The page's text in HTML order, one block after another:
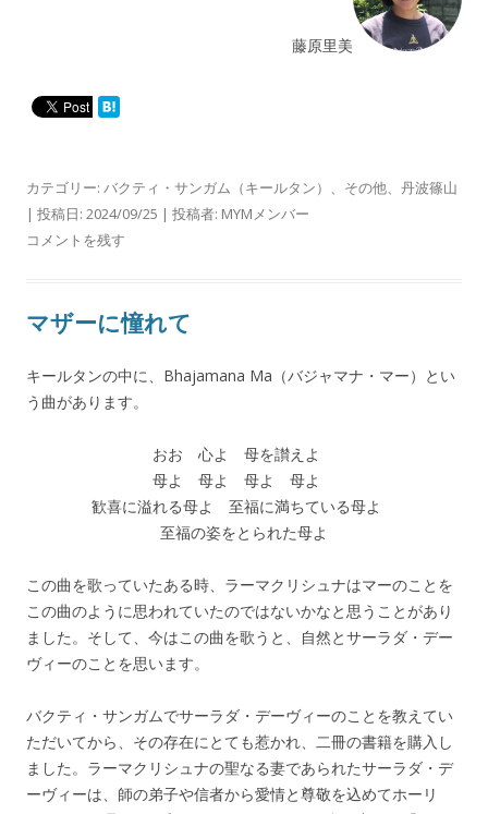
藤原里美
カテゴリー: バクティ・サンガム（キールタン） 、 その他、 丹波篠山
| 投稿日: 2024/09/25 | 投稿者: MYMメンバー
コメントを残す
マザーに憧れて
キールタンの中に、Bhajamana Ma（バジャマナ・マー）とい
う曲があります。
おお 心よ 母を讃えよ
母よ 母よ 母よ 母よ
歓喜に溢れる母よ 至福に満ちている母よ
至福の姿をとられた母よ
この曲を歌っていたある時、ラーマクリシュナはマーのことを
この曲のように思われていたのではないかなと思うことがあり
ました。そして、今はこの曲を歌うと、自然とサーラダ・デー
ヴィーのことを思います。
バクティ・サンガムでサーラダ・デーヴィーのことを教えてい
ただいてから、その存在にとても惹かれ、二冊の書籍を購入し
ました。ラーマクリシュナの聖なる妻であられたサーラダ・デ
ーヴィーは、師の弟子や信者から愛情と尊敬を込めてホーリ